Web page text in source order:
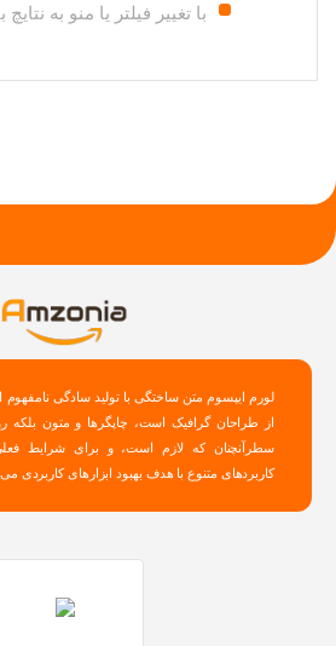
با تغییر فیلتر یا منو به
لورم ایپسوم متن ساختگی با تولید سادگی
از طراحان گرافیک است، چاپگرها و متون بلکه
سطرآنچنان که لازم است، و برای شرایط
کاربردهای متنوع با هدف بهبود ابزارهای کاربردی